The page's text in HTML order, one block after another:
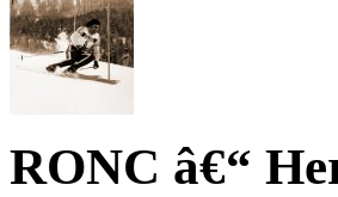
RONC â€“